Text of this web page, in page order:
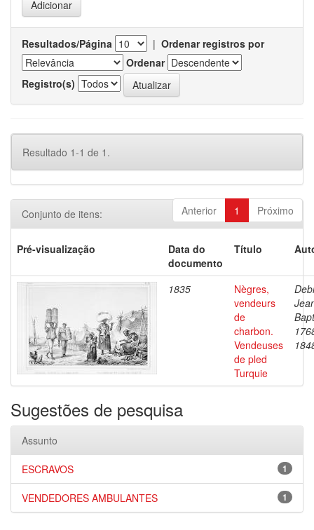
Resultados/Página | Ordenar registros por
Ordenar
Registro(s)
Resultado 1-1 de 1.
Anterior 1 Próximo
Conjunto de itens:
Pré-visualização
Data do
documento
Título
1835
Nègres,
vendeurs
de
charbon.
Vendeuses
de pled
Turquie
Sugestões de pesquisa
Assunto
1
ESCRAVOS
1
VENDEDORES AMBULANTES